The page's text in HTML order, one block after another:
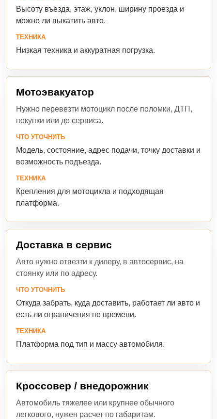
Высоту въезда, этаж, уклон, ширину проезда и
можно ли выкатить авто.
ТЕХНИКА
Низкая техника и аккуратная погрузка.
Мотоэвакуатор
Нужно перевезти мотоцикл после поломки, ДТП,
покупки или до сервиса.
ЧТО УТОЧНИТЬ
Модель, состояние, адрес подачи, точку доставки и
возможность подъезда.
ТЕХНИКА
Крепления для мотоцикла и подходящая
платформа.
Доставка в сервис
Авто нужно отвезти к дилеру, в автосервис, на
стоянку или по адресу.
ЧТО УТОЧНИТЬ
Откуда забрать, куда доставить, работает ли авто и
есть ли ограничения по времени.
ТЕХНИКА
Платформа под тип и массу автомобиля.
Кроссовер / внедорожник
Автомобиль тяжелее или крупнее обычного
легкового, нужен расчет по габаритам.